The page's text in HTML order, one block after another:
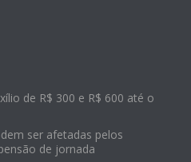
de R$ 300 e R$ 600 até o
ser afetadas pelos
de jornada